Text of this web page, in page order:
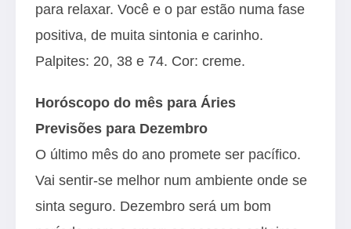
para relaxar. Você e o par estão numa fase
positiva, de muita sintonia e carinho.
Palpites: 20, 38 e 74. Cor: creme.
Horóscopo do mês para Áries
Previsões para Dezembro
O último mês do ano promete ser pacífico.
Vai sentir-se melhor num ambiente onde se
sinta seguro. Dezembro será um bom